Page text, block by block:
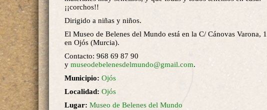
¡¡corchos!!
Dirigido a niñas y niños.
El Museo de Belenes del Mundo está en la C/ Cánovas Varona, 1
en Ojós (Murcia).
Contacto: 968 69 87 90
y museodebelenesdelmundo@gmail.com.
Municipio: Ojós
Localidad: Ojós
Lugar: Museo de Belenes del Mundo